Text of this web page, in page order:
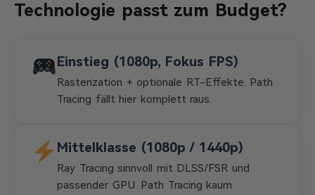
Technologie passt zum Budget?
Einstieg (1080p, Fokus FPS)
Rasterization + optionale RT-Effekte. Path
Tracing fällt hier komplett raus.
Mittelklasse (1080p / 1440p)
Ray Tracing sinnvoll mit DLSS/FSR und
passender GPU. Path Tracing kaum